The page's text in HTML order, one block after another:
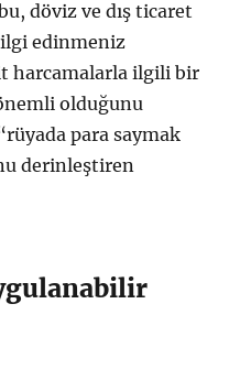
döviz ve dış ticaret
edinmeniz
harcamalarla ilgili bir
olduğunu
para saymak
derinleştiren